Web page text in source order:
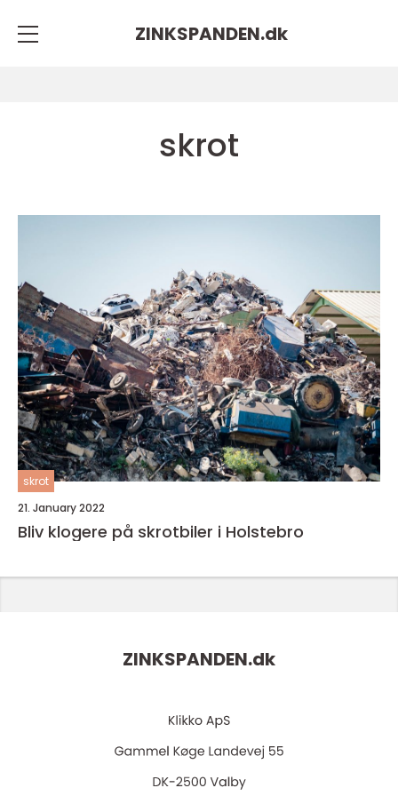
ZINKSPANDEN.dk
skrot
skrot
21. January 2022
Bliv klogere på skrotbiler i Holstebro
ZINKSPANDEN.dk